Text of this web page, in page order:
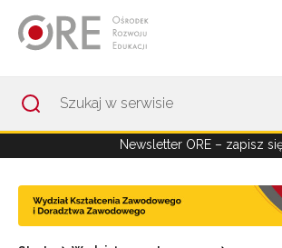
Newsletter ORE – zapisz